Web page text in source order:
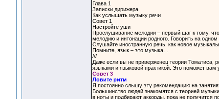
Глава 1
Записки дирижера
Как услышать музыку речи
Совет 1
Настройте уши
Прослушивание мелодии – первый шаг к тому,
мелодию и интонации родного. Говорить на
Слушайте иностранную речь, как новое
Помните, язык – это музыка…
///
Даже если вы не приверженец теории Томатиса,
языками и языковой практикой. Это поможет вам
Совет 3
Ловите ритм
Я постоянно слышу эту рекомендацию на
Большинство людей знакомятся с теорией
в ноты и подбирают аккорды, пока не получится